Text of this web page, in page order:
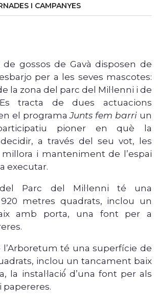
I CAMPANYES
de gossos de Gavà disposen de
per a les seves mascotes:
la zona del parc del Mil·lenni i de
Es tracta de dues actuacions
el programaJunts fem barri un
pioner en què la
a través del seu vot, les
i manteniment de l’espai
executar.
Parc del Mil·lenni té una
metres quadrats, inclou un
amb porta, una font per a
l’Arboretum té una superfície de
inclou un tancament baix
la instal·lació́ d’una font per als
papereres.